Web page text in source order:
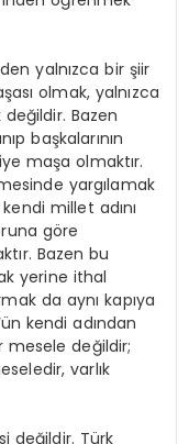
yalnızca bir şiir
olmak, yalnızca
Bazen
başkalarının
maşa olmaktır.
yargılamak
millet adını
göre
Bazen bu
yerine ithal
da aynı kapıya
kendi adından
mesele değildir;
varlık
değildir. Türk